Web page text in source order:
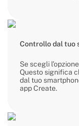
Controllo dal tuo
Se scegli
Questo significa
dal tuo
app Create.